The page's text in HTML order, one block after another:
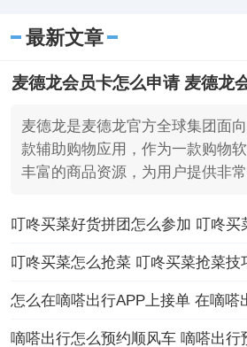
牙、九天
最新文章
麦德龙会员卡怎么申请 麦德龙
麦德龙是麦德龙官方全球集团面
款辅助购物应用，作为一款购物
丰富的商品资源，为用户提供非常
叮咚买菜怎么抢菜 叮咚买菜抢菜技